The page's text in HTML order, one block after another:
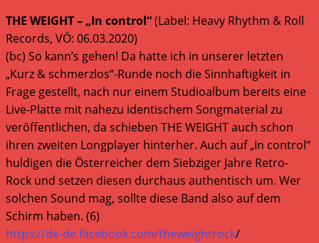
THE WEIGHT – „In control“(Label: Heavy Rhythm & Roll
Records, VÖ: 06.03.2020)
(bc) So kann’s gehen! Da hatte ich in unserer letzten
„Kurz & schmerzlos“-Runde noch die Sinnhaftigkeit in
Frage gestellt, nach nur einem Studioalbum bereits eine
Live-Platte mit nahezu identischem Songmaterial zu
veröffentlichen, da schieben THE WEIGHT auch schon
ihren zweiten Longplayer hinterher. Auch auf „In control“
huldigen die Österreicher dem Siebziger Jahre Retro-
Rock und setzen diesen durchaus authentisch um. Wer
solchen Sound mag, sollte diese Band also auf dem
Schirm haben. (6)
https://de-de.facebook.com/theweightrock/